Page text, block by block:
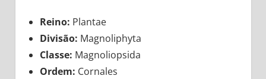
Reino: Plantae
Divisão: Magnoliphyta
Classe: Magnoliopsida
Ordem: Cornales